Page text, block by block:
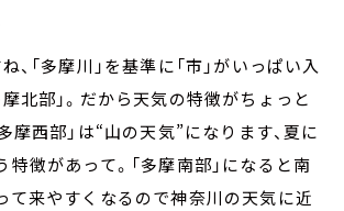
、「多摩川」を基準に「市」がいっぱい入
北部」。だから天気の特徴がちょっと
摩西部」は“山の天気”になります、夏に
徴があって。「多摩南部」になると南
て来やすくなるので神奈川の天気に近